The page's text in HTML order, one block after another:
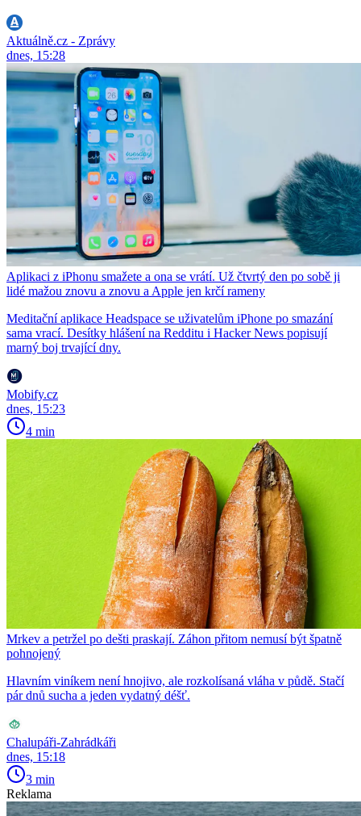
Aktuálně.cz - Zprávy
dnes, 15:28
Aplikaci z iPhonu smažete a ona se vrátí. Už čtvrtý den po sobě ji
lidé mažou znovu a znovu a Apple jen krčí rameny
Meditační aplikace Headspace se uživatelům iPhone po smazání
sama vrací. Desítky hlášení na Redditu i Hacker News popisují
marný boj trvající dny.
Mobify.cz
dnes, 15:23
4 min
Mrkev a petržel po dešti praskají. Záhon přitom nemusí být špatně
pohnojený
Hlavním viníkem není hnojivo, ale rozkolísaná vláha v půdě. Stačí
pár dnů sucha a jeden vydatný déšť.
Chalupáři-Zahrádkáři
dnes, 15:18
3 min
Reklama